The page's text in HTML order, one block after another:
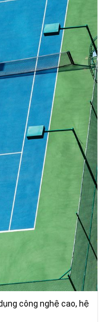
công nghệ cao, hệ